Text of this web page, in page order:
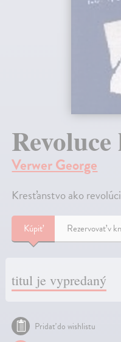
Verwer George
Kresťanstvo ako
Kúpiť Rezervovať v
titul je vypredaný
Pridať do wishlistu